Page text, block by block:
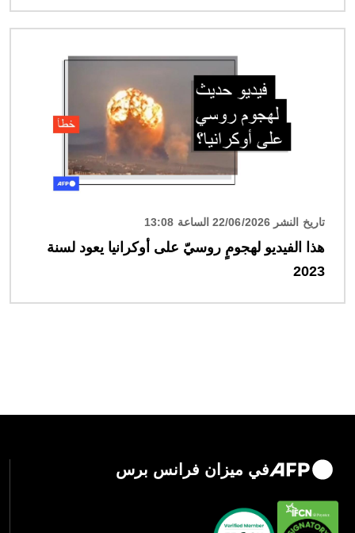
تاريخ النشر 22/06/2026 الساعة 13:08
هذا الفيديو لهجومٍ روسيّ على أوكرانيا يعود لسنة
2023
في ميزان فرانس برس